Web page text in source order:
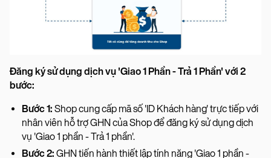
Đăng ký sử dụng dịch vụ 'Giao 1 Phần - Trả 1 Phần' với 2
bước:
Bước 1: Shop cung cấp mã số 'ID Khách hàng' trực tiếp với
nhân viên hỗ trợ GHN của Shop để đăng ký sử dụng dịch
vụ 'Giao 1 phần - Trả 1 phần'.
Bước 2: GHN tiến hành thiết lập tính năng 'Giao 1 phần -